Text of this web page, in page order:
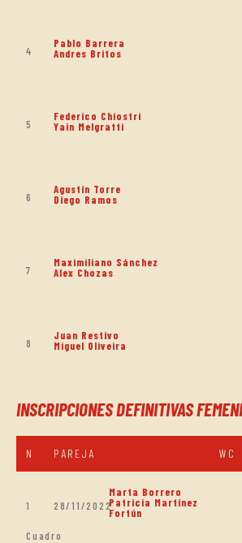
4
Pablo Barrera
Andres Britos
5
Federico Chiostri
Yain Melgratti
6
Agustín Torre
Diego Ramos
7
Maximiliano Sánchez
Alex Chozas
8
Juan Restivo
Miguel Oliveira
INSCRIPCIONES DEFINITIVAS
N PAREJA WC
1 28/11/2022
Marta Borrero
Patricia Martínez
Fortún
Cuadro